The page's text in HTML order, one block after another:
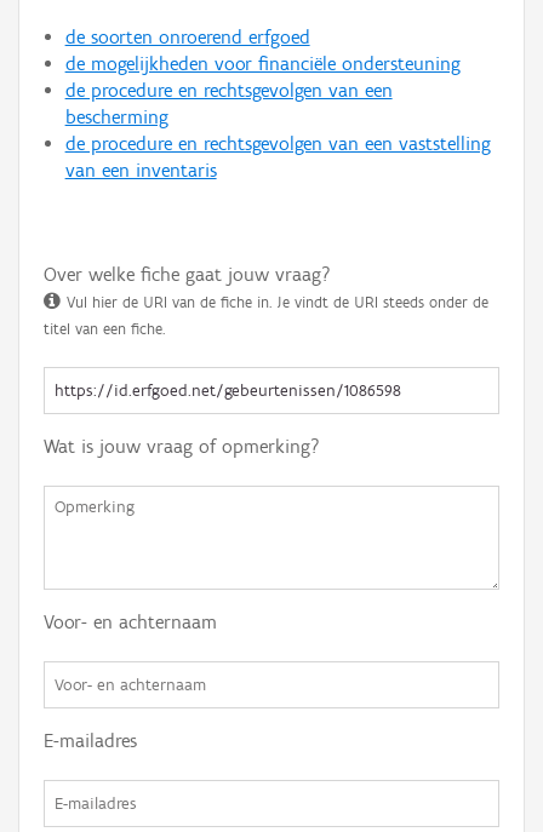
de soorten onroerend erfgoed
de mogelijkheden voor financiële ondersteuning
de procedure en rechtsgevolgen van een
bescherming
de procedure en rechtsgevolgen van een vaststelling
van een inventaris
Over welke fiche gaat jouw vraag?
Vul hier de URI van de fiche in. Je vindt de URI steeds onder de
titel van een fiche.
Wat is jouw vraag of opmerking?
Voor- en achternaam
E-mailadres